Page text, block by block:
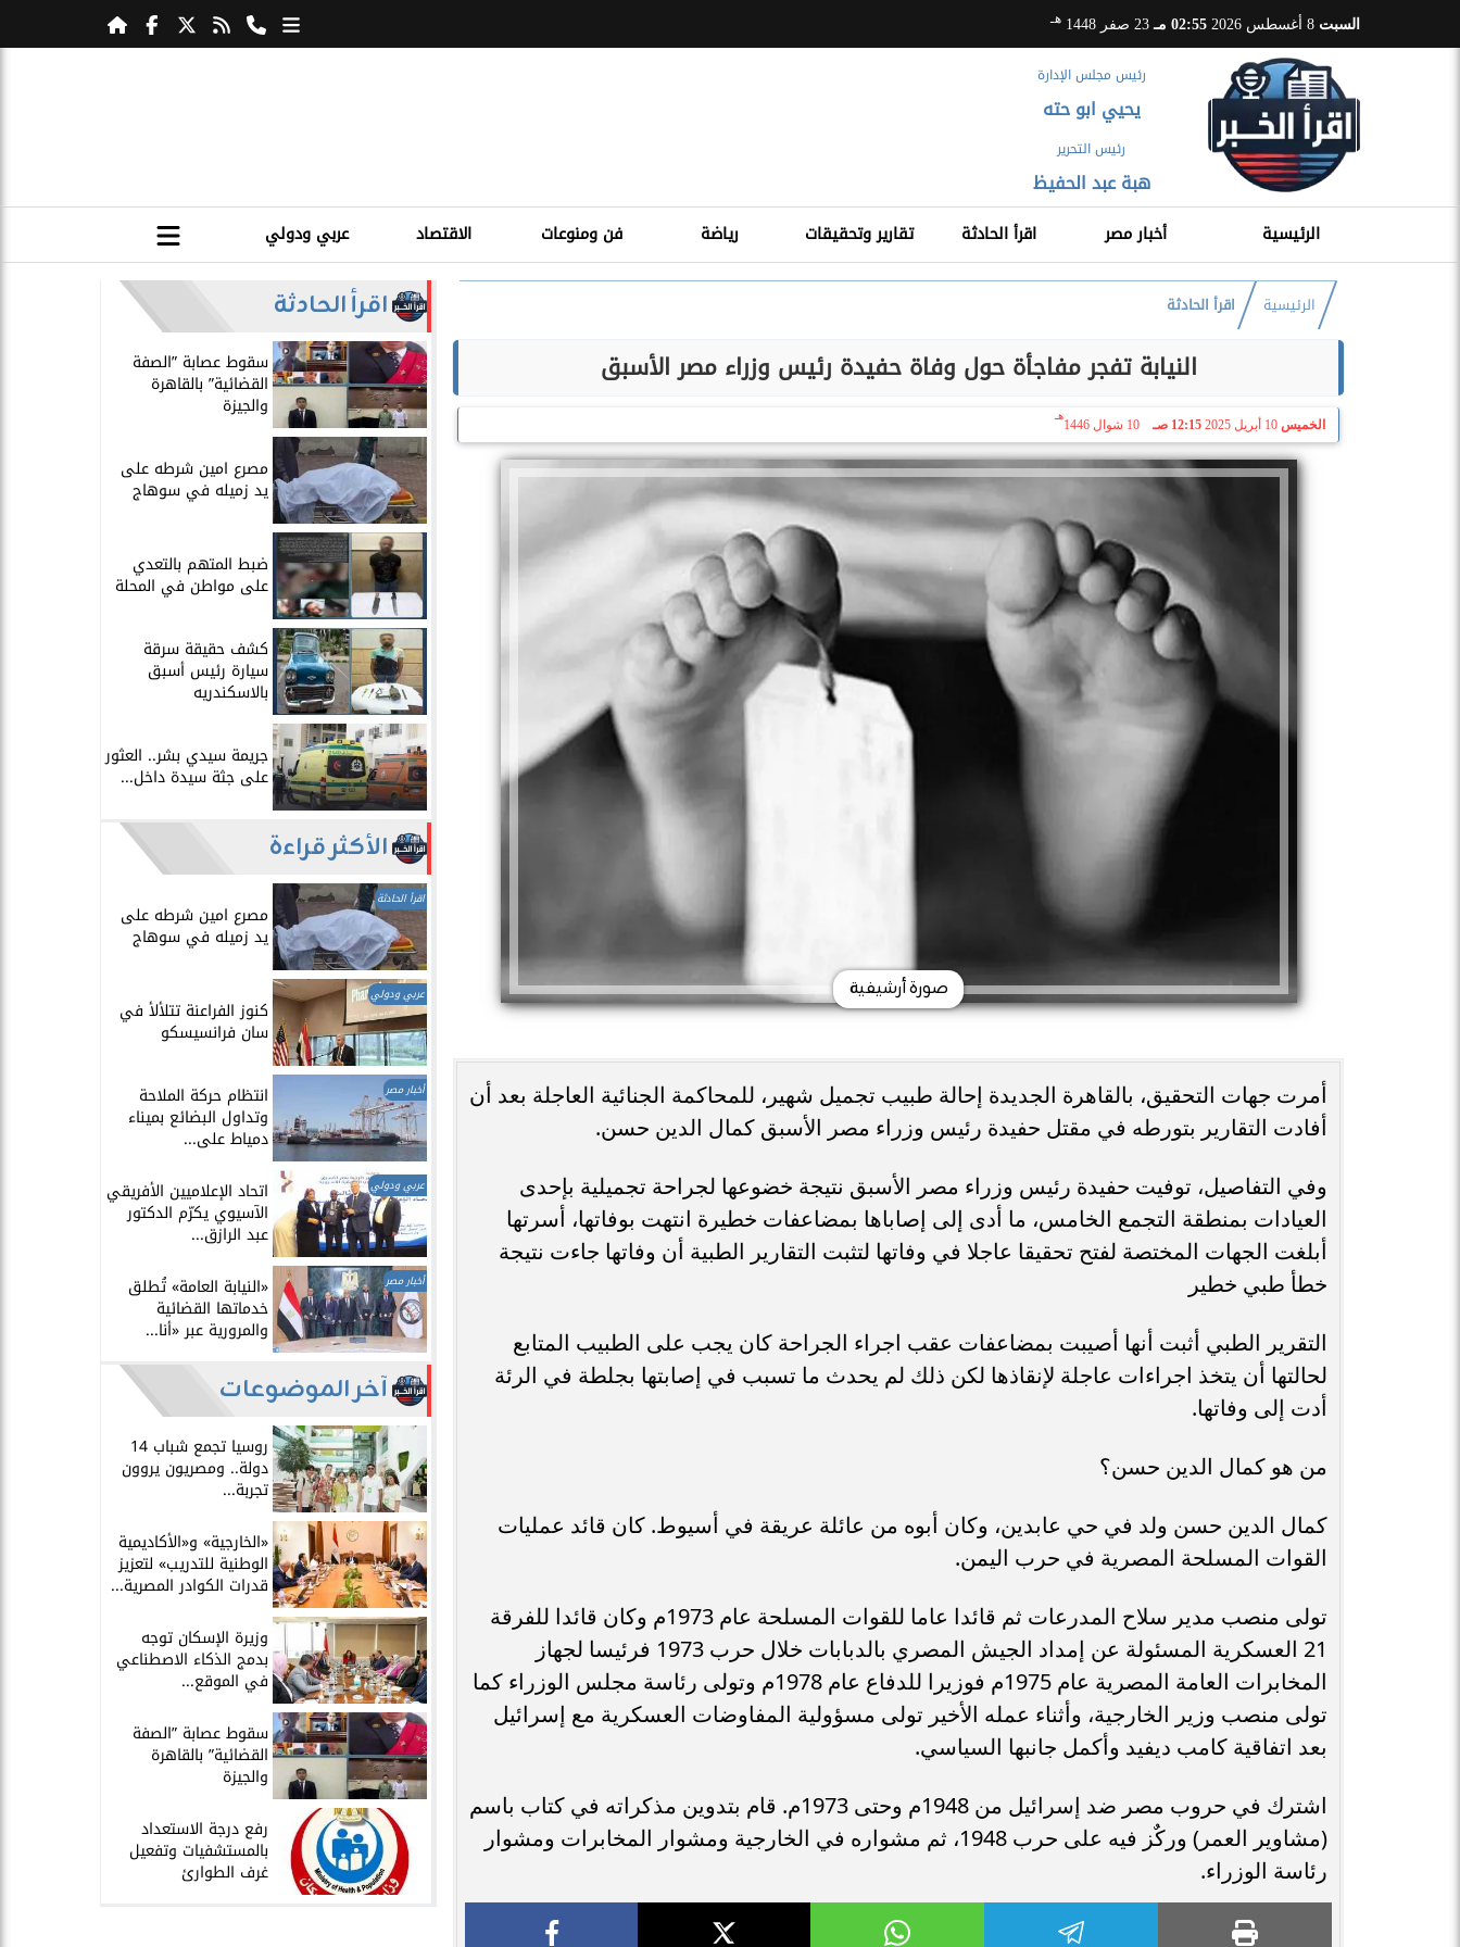
السبت 02:55 مـ 23 صفر 1448 هـ
رئيس مجلس الإدارة
يحيي ابو حته
رئيس التحرير
هبة عبد الحفيظ
الرئيسية أخبار مصر اقرأ الحادثة تقارير وتحقيقات رياضة فن ومنوعات الاقتصاد عربي ودولي
الرئيسية اقرأ الحادثة
النيابة تفجر مفاجأة حول وفاة حفيدة رئيس وزراء مصر الأسبق
الخميس 10 أبريل 2025 12:15 صـ 10 شوال 1446
هـ
صورة أرشيفية
أمرت جهات التحقيق، بالقاهرة الجديدة إحالة طبيب تجميل شهير، للمحاكمة الجنائية العاجلة بعد أن
أفادت التقارير بتورطه في مقتل حفيدة رئيس وزراء مصر الأسبق كمال الدين حسن.
وفي التفاصيل، توفيت حفيدة رئيس وزراء مصر الأسبق نتيجة خضوعها لجراحة تجميلية بإحدى
العيادات بمنطقة التجمع الخامس، ما أدى إلى إصاباها بمضاعفات خطيرة انتهت بوفاتها، أسرتها
أبلغت الجهات المختصة لفتح تحقيقا عاجلا في وفاتها لتثبت التقارير الطبية أن وفاتها جاءت نتيجة
خطأ طبي خطير
التقرير الطبي أثبت أنها أصيبت بمضاعفات عقب اجراء الجراحة كان يجب على الطبيب المتابع
لحالتها أن يتخذ اجراءات عاجلة لإنقاذها لكن ذلك لم يحدث ما تسبب في إصابتها بجلطة في الرئة
أدت إلى وفاتها.
من هو كمال الدين حسن؟
كمال الدين حسن ولد في حي عابدين، وكان أبوه من عائلة عريقة في أسيوط. كان قائد عمليات
القوات المسلحة المصرية في حرب اليمن.
تولى منصب مدير سلاح المدرعات ثم قائدا عاما للقوات المسلحة عام 1973م وكان قائدا للفرقة
21 العسكرية المسئولة عن إمداد الجيش المصري بالدبابات خلال حرب 1973 فرئيسا لجهاز
المخابرات العامة المصرية عام 1975م فوزيرا للدفاع عام 1978م وتولى رئاسة مجلس الوزراء كما
تولى منصب وزير الخارجية، وأثناء عمله الأخير تولى مسؤولية المفاوضات العسكرية مع إسرائيل
بعد اتفاقية كامب ديفيد وأكمل جانبها السياسي.
اشترك في حروب مصر ضد إسرائيل من 1948م وحتى 1973م. قام بتدوين مذكراته في كتاب باسم
(مشاوير العمر) وركٌز فيه على حرب 1948، ثم مشواره في الخارجية ومشوار المخابرات ومشوار
رئاسة الوزراء.
اقرأ الحادثة
سقوط عصابة ”الصفة
القضائية” بالقاهرة
والجيزة
مصرع امين شرطه على
يد زميله في سوهاج
​ضبط المتهم بالتعدي
على مواطن في المحلة
​كشف حقيقة سرقة
سيارة رئيس أسبق
بالاسكندريه
​جريمة سيدي بشر.. العثور
على جثة سيدة داخل...
الأكثر قراءة
اقرأ الحادثة
مصرع امين شرطه على
يد زميله في سوهاج
عربي ودولي
​كنوز الفراعنة تتلألأ في
سان فرانسيسكو
أخبار مصر انتظام حركة الملاحة
وتداول البضائع بميناء
دمياط على...
عربي ودولي اتحاد الإعلاميين الأفريقي
الآسيوي يكرّم الدكتور
عبد الرازق...
أخبار مصر ​«النيابة العامة» تُطلق
خدماتها القضائية
والمرورية عبر «أنا...
آخر الموضوعات
روسيا تجمع شباب 14
دولة.. ومصريون يروون
تجربة...
​«الخارجية» و«الأكاديمية
الوطنية للتدريب» لتعزيز
قدرات الكوادر المصرية...
​وزيرة الإسكان توجه
بدمج الذكاء الاصطناعي
في الموقع...
سقوط عصابة ”الصفة
القضائية” بالقاهرة
والجيزة
​رفع درجة الاستعداد
بالمستشفيات وتفعيل
غرف الطوارئ